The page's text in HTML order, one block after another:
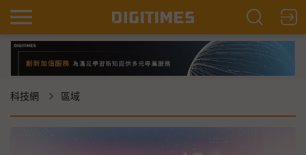
科技網 區域